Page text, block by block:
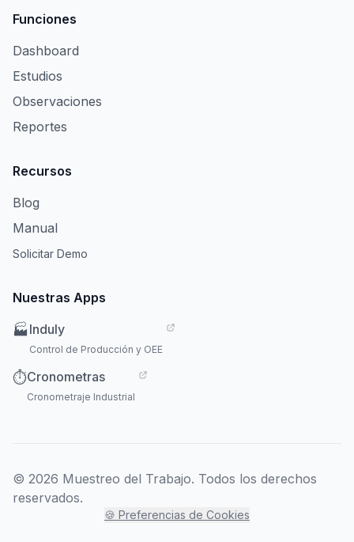
Funciones
Dashboard
Estudios
Observaciones
Reportes
Recursos
Blog
Manual
Solicitar Demo
Nuestras Apps
🏭 Induly
Control de Producción y OEE
⏱️Cronometras
Cronometraje Industrial
© 2026 Muestreo del Trabajo. Todos los derechos
reservados.
🍪 Preferencias de Cookies